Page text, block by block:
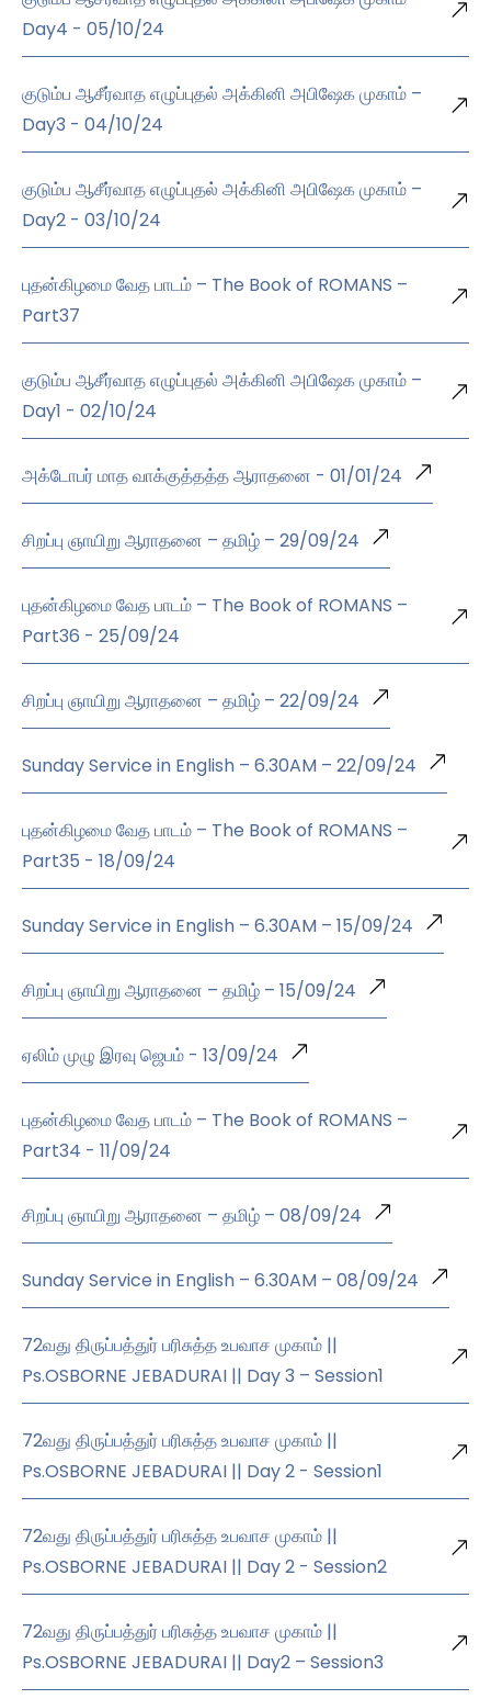
Day4 - 05/10/24
குடும்ப ஆசீர்வாத எழுப்புதல் அக்கினி அபிஷேக முகாம் –
Day3 - 04/10/24
குடும்ப ஆசீர்வாத எழுப்புதல் அக்கினி அபிஷேக முகாம் –
Day2 - 03/10/24
புதன்கிழமை வேத பாடம் – The Book of ROMANS –
Part37
குடும்ப ஆசீர்வாத எழுப்புதல் அக்கினி அபிஷேக முகாம் –
Day1 - 02/10/24
அக்டோபர் மாத வாக்குத்தத்த ஆராதனை - 01/01/24
சிறப்பு ஞாயிறு ஆராதனை – தமிழ் – 29/09/24
புதன்கிழமை வேத பாடம் – The Book of ROMANS –
Part36 - 25/09/24
சிறப்பு ஞாயிறு ஆராதனை – தமிழ் – 22/09/24
Sunday Service in English – 6.30AM – 22/09/24
புதன்கிழமை வேத பாடம் – The Book of ROMANS –
Part35 - 18/09/24
Sunday Service in English – 6.30AM – 15/09/24
சிறப்பு ஞாயிறு ஆராதனை – தமிழ் – 15/09/24
ஏலிம் முழு இரவு ஜெபம் - 13/09/24
புதன்கிழமை வேத பாடம் – The Book of ROMANS –
Part34 - 11/09/24
சிறப்பு ஞாயிறு ஆராதனை – தமிழ் – 08/09/24
Sunday Service in English – 6.30AM – 08/09/24
72வது திருப்பத்துர் பரிசுத்த உபவாச முகாம் ||
Ps.OSBORNE JEBADURAI || Day 3 – Session1
72வது திருப்பத்துர் பரிசுத்த உபவாச முகாம் ||
Ps.OSBORNE JEBADURAI || Day 2 - Session1
72வது திருப்பத்துர் பரிசுத்த உபவாச முகாம் ||
Ps.OSBORNE JEBADURAI || Day 2 - Session2
72வது திருப்பத்துர் பரிசுத்த உபவாச முகாம் ||
Ps.OSBORNE JEBADURAI || Day2 – Session3